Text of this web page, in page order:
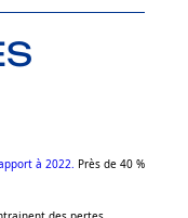
à 2022. Près de 40 %